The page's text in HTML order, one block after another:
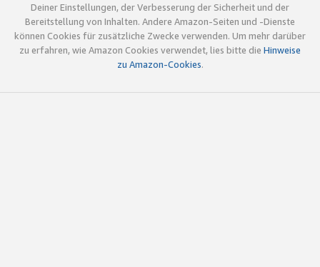
Deiner Einstellungen, der Verbesserung der Sicherheit und der
Bereitstellung von Inhalten. Andere Amazon-Seiten und -Dienste
können Cookies für zusätzliche Zwecke verwenden. Um mehr darüber
zu erfahren, wie Amazon Cookies verwendet, lies bitte die Hinweise
zu Amazon-Cookies.